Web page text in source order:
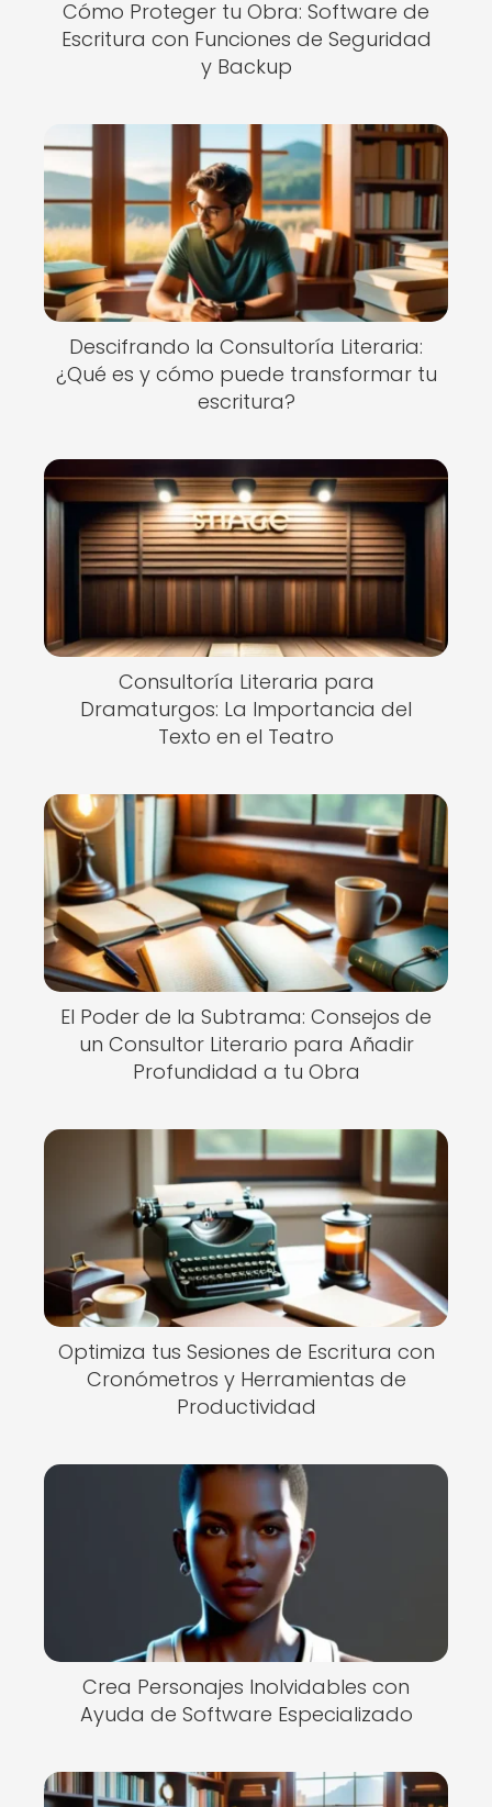
Cómo Proteger tu Obra: Software de
Escritura con Funciones de Seguridad
y Backup
Descifrando la Consultoría Literaria:
¿Qué es y cómo puede transformar tu
escritura?
Consultoría Literaria para
Dramaturgos: La Importancia del
Texto en el Teatro
El Poder de la Subtrama: Consejos de
un Consultor Literario para Añadir
Profundidad a tu Obra
Optimiza tus Sesiones de Escritura con
Cronómetros y Herramientas de
Productividad
Crea Personajes Inolvidables con
Ayuda de Software Especializado